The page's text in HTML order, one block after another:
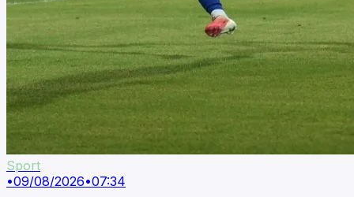
Sport
•09/08/2026•07:34